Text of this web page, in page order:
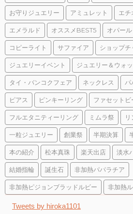
お守りジュエリー アミュレット エ
エメラルド オススメBEST5 オパール
コピーライト サファイア ショップチ
ジュエリーイベント ジュエリー＆ウォ
タイ・バンコクフェア ネックレス パ
ピアス ピンキーリング ファセットビ
フルエタニティーリング ミムラ祭
一粒ジュエリー 創業祭 半期決算
本の紹介 松本真珠 楽天出店 淡水
結婚指輪 誕生石 非加熱パパラチア
非加熱ピジョンブラッドルビー 非加熱
Tweets by hiroka1101